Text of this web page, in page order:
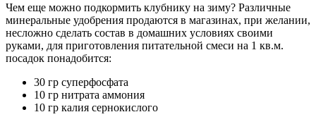
Чем еще можно подкормить клубнику на зиму? Различные
минеральные удобрения продаются в магазинах, при желании,
несложно сделать состав в домашних условиях своими
руками, для приготовления питательной смеси на 1 кв.м.
посадок понадобится:
30 гр суперфосфата
10 гр нитрата аммония
10 гр калия сернокислого